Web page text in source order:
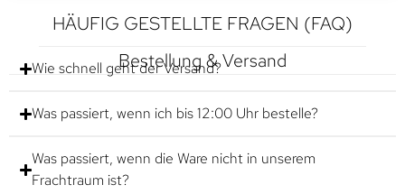
HÄUFIG GESTELLTE FRAGEN (FAQ)
Bestellung & Versand
Wie schnell geht der Versand?
Was passiert, wenn ich bis 12:00 Uhr bestelle?
Was passiert, wenn die Ware nicht in unserem
Frachtraum ist?